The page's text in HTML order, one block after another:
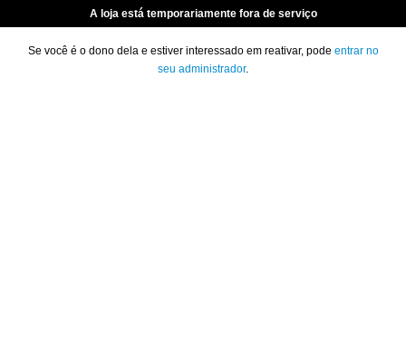
A loja está temporariamente fora de serviço
Se você é o dono dela e estiver interessado em reativar, pode entrar no
seu administrador.